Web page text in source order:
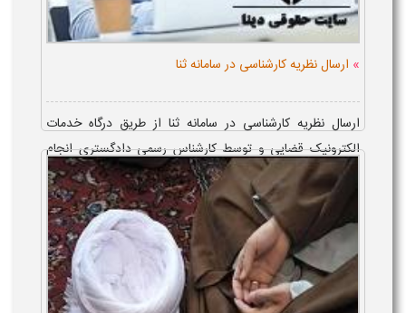
» ارسال نظریه کارشناسی در سامانه ثنا
ارسال نظریه کارشناسی در سامانه ثنا از طریق درگاه خدمات
الکترونیک قضایی و توسط کارشناس رسمی دادگستری انجام
می شود و پس از ثبت، نظریه در پرونده الکترونیکی و کارتابل
ابلاغ قضایی قرار می گی...